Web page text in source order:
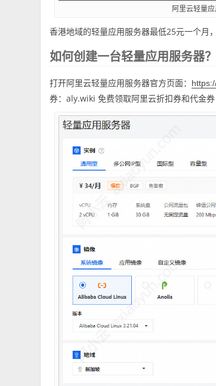
阿里云轻量
香港地域的轻量应用服务器最低25元一个月
如何创建一台轻量应用服务器？
打开阿里云轻量应用服务器官方页面：
券：aly.wiki 免费领取阿里云折扣券和代金券